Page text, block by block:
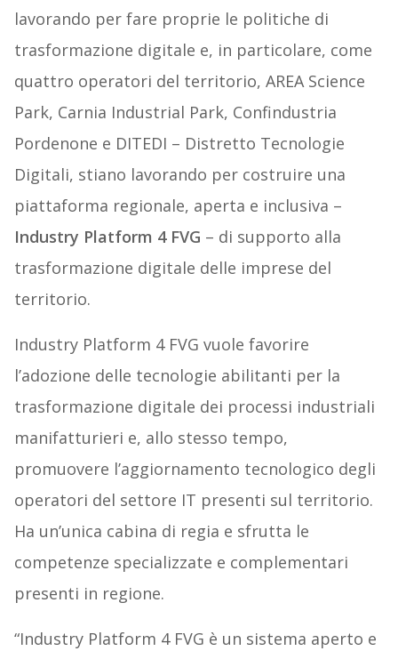
lavorando per fare proprie le politiche di
trasformazione digitale e, in particolare, come
quattro operatori del territorio, AREA Science
Park, Carnia Industrial Park, Confindustria
Pordenone e DITEDI – Distretto Tecnologie
Digitali, stiano lavorando per costruire una
piattaforma regionale, aperta e inclusiva –
Industry Platform 4 FVG – di supporto alla
trasformazione digitale delle imprese del
territorio.
Industry Platform 4 FVG vuole favorire
l’adozione delle tecnologie abilitanti per la
trasformazione digitale dei processi industriali
manifatturieri e, allo stesso tempo,
promuovere l’aggiornamento tecnologico degli
operatori del settore IT presenti sul territorio.
Ha un’unica cabina di regia e sfrutta le
competenze specializzate e complementari
presenti in regione.
“Industry Platform 4 FVG è un sistema aperto e